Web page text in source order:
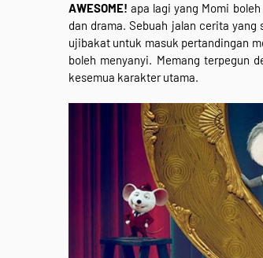
AWESOME! apa lagi yang Momi
dan drama. Sebuah jalan cerita
ujibakat untuk masuk pertandingan
boleh menyanyi. Memang terpegun
kesemua karakter utama.